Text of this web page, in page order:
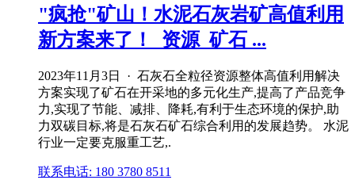
"疯抢"矿山！水泥石灰岩矿高值利用
新方案来了！_资源_矿石 ...
2023年11月3日 · 石灰石全粒径资源整体高值利用解决
方案实现了矿石在开采地的多元化生产,提高了产品竞争
力,实现了节能、减排、降耗,有利于生态环境的保护,助
力双碳目标,将是石灰石矿石综合利用的发展趋势。 水泥
行业一定要克服重工艺,.
联系电话: 180 3780 8511